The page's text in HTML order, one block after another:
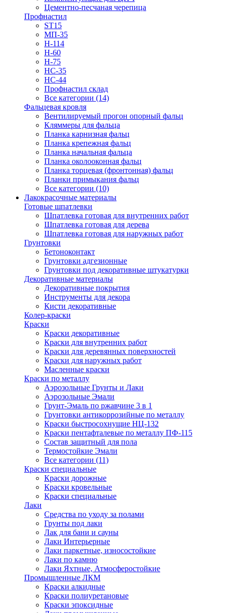
Цементно-песчаная черепица
Профнастил
ST15
МП-35
Н-114
Н-60
Н-75
НС-35
НС-44
Профнастил склад
Все категории (14)
Фальцевая кровля
Вентилируемый прогон опорный фальц
Кляммеры для фальца
Планка карнизная фальц
Планка крепежная фальц
Планка начальная фальца
Планка околооконная фальц
Планка торцевая (фронтонная) фальц
Планки примыкания фальц
Все категории (10)
Лакокрасочные материалы
Готовые шпатлевки
Шпатлевка готовая для внутренних работ
Шпатлевка готовая для дерева
Шпатлевка готовая для наружных работ
Грунтовки
Бетоноконтакт
Грунтовки адгезионные
Грунтовки под декоративные штукатурки
Декоративные материалы
Декоративные покрытия
Инструменты для декора
Кисти декоративные
Колер-краски
Краски
Краски декоративные
Краски для внутренних работ
Краски для деревянных поверхностей
Краски для наружных работ
Масленные краски
Краски по металлу
Аэрозольные Грунты и Лаки
Аэрозольные Эмали
Грунт-Эмаль по ржавчине 3 в 1
Грунтовки антикоррозийные по металлу
Краски быстросохнущие НЦ-132
Краски пентафталевые по металлу ПФ-115
Состав защитный для пола
Термостойкие Эмали
Все категории (11)
Краски специальные
Краски дорожные
Краски кровельные
Краски специальные
Лаки
Cредства по уходу за полами
Грунты под лаки
Лак для бани и сауны
Лаки Интерьерные
Лаки паркетные, износостойкие
Лаки по камню
Лаки Яхтные, Атмосферостойкие
Промышленные ЛКМ
Краски алкидные
Краски полиуретановые
Краски эпоксидные